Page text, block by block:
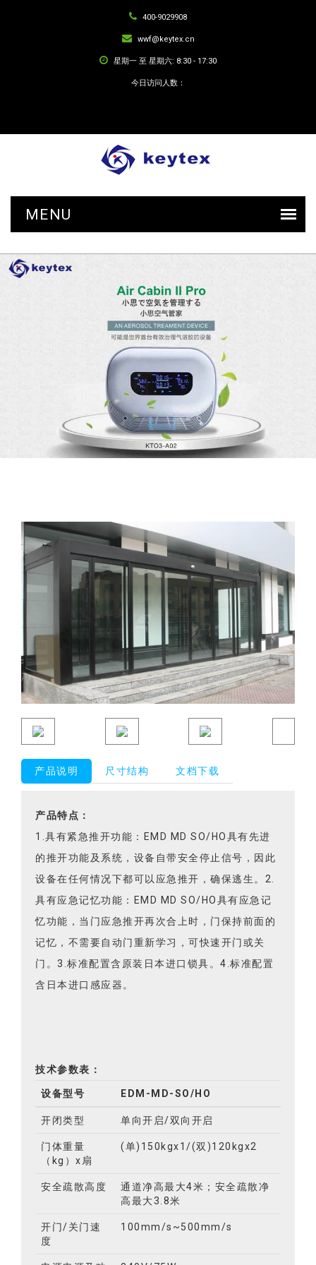
400-9029908
wwf@keytex.cn
星期一 至 星期六: 8:30 - 17:30
今日访问人数：
产品说明 尺寸结构 文档下载
产品特点：
1.具有紧急推开功能：EMD MD SO/HO具有先进
的推开功能及系统，设备自带安全停止信号，因此
设备在任何情况下都可以应急推开，确保逃生。2.
具有应急记忆功能：EMD MD SO/HO具有应急记
含日本进口感应器。
技术参数表：
设备型号 EDM-MD-SO/HO
单向开启/双向开启
门体重量
（kg）x扇